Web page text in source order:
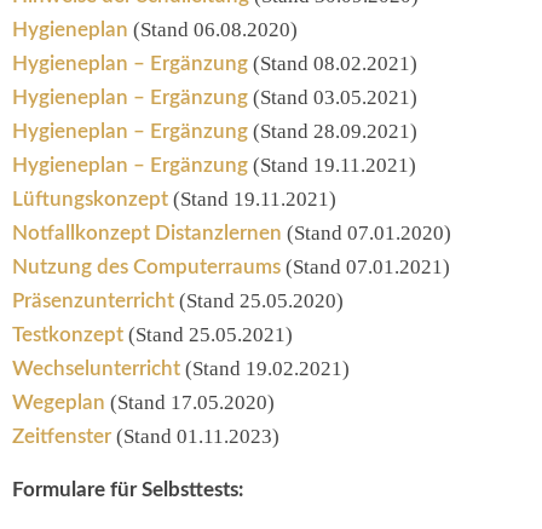
Hygieneplan (Stand 06.08.2020)
Hygieneplan – Ergänzung (Stand 08.02.2021)
Hygieneplan – Ergänzung (Stand 03.05.2021)
Hygieneplan – Ergänzung (Stand 28.09.2021)
Hygieneplan – Ergänzung (Stand 19.11.2021)
Lüftungskonzept (Stand 19.11.2021)
Notfallkonzept Distanzlernen (Stand 07.01.2020)
Nutzung des Computerraums (Stand 07.01.2021)
Präsenzunterricht (Stand 25.05.2020)
Testkonzept (Stand 25.05.2021)
Wechselunterricht (Stand 19.02.2021)
Wegeplan (Stand 17.05.2020)
Zeitfenster (Stand 01.11.2023)
Formulare für Selbsttests: